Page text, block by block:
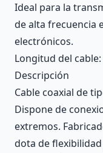
Ideal para la
de alta frecuencia
electrónicos.
Longitud del
Descripción
Cable coaxial de
Dispone de
extremos.
dota de